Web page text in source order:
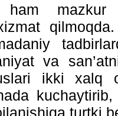
ham mazkur
va
ikki xalq
turtki